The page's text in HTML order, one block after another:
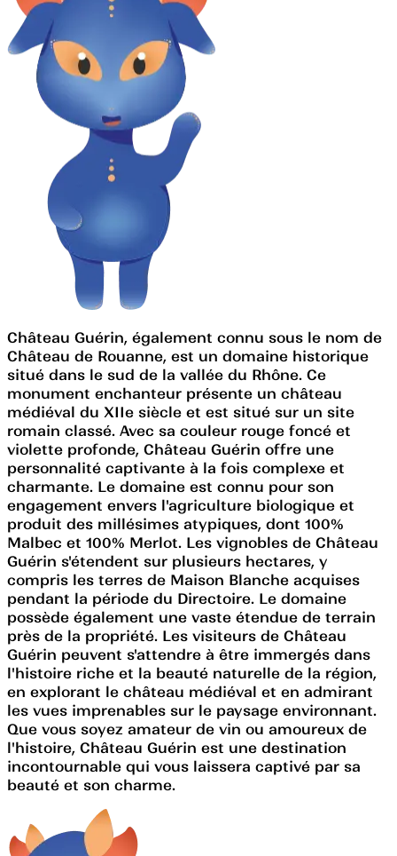
Château Guérin, également connu sous le nom de
Château de Rouanne, est un domaine historique
situé dans le sud de la vallée du Rhône. Ce
monument enchanteur présente un château
médiéval du XIIe siècle et est situé sur un site
romain classé. Avec sa couleur rouge foncé et
violette profonde, Château Guérin offre une
personnalité captivante à la fois complexe et
charmante. Le domaine est connu pour son
engagement envers l'agriculture biologique et
produit des millésimes atypiques, dont 100%
Malbec et 100% Merlot. Les vignobles de Château
Guérin s'étendent sur plusieurs hectares, y
compris les terres de Maison Blanche acquises
pendant la période du Directoire. Le domaine
possède également une vaste étendue de terrain
près de la propriété. Les visiteurs de Château
Guérin peuvent s'attendre à être immergés dans
l'histoire riche et la beauté naturelle de la région,
en explorant le château médiéval et en admirant
les vues imprenables sur le paysage environnant.
Que vous soyez amateur de vin ou amoureux de
l'histoire, Château Guérin est une destination
incontournable qui vous laissera captivé par sa
beauté et son charme.